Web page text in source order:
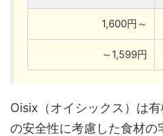
1,600円～
～1,599円
Oisix（オイシックス）は
の安全性に考慮した食材